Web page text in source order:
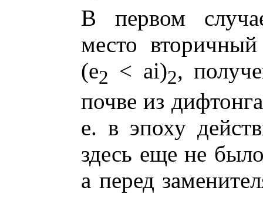
В первом
место
(е2 < ai)2,
почве из
е. в эпоху
здесь еще не
а перед